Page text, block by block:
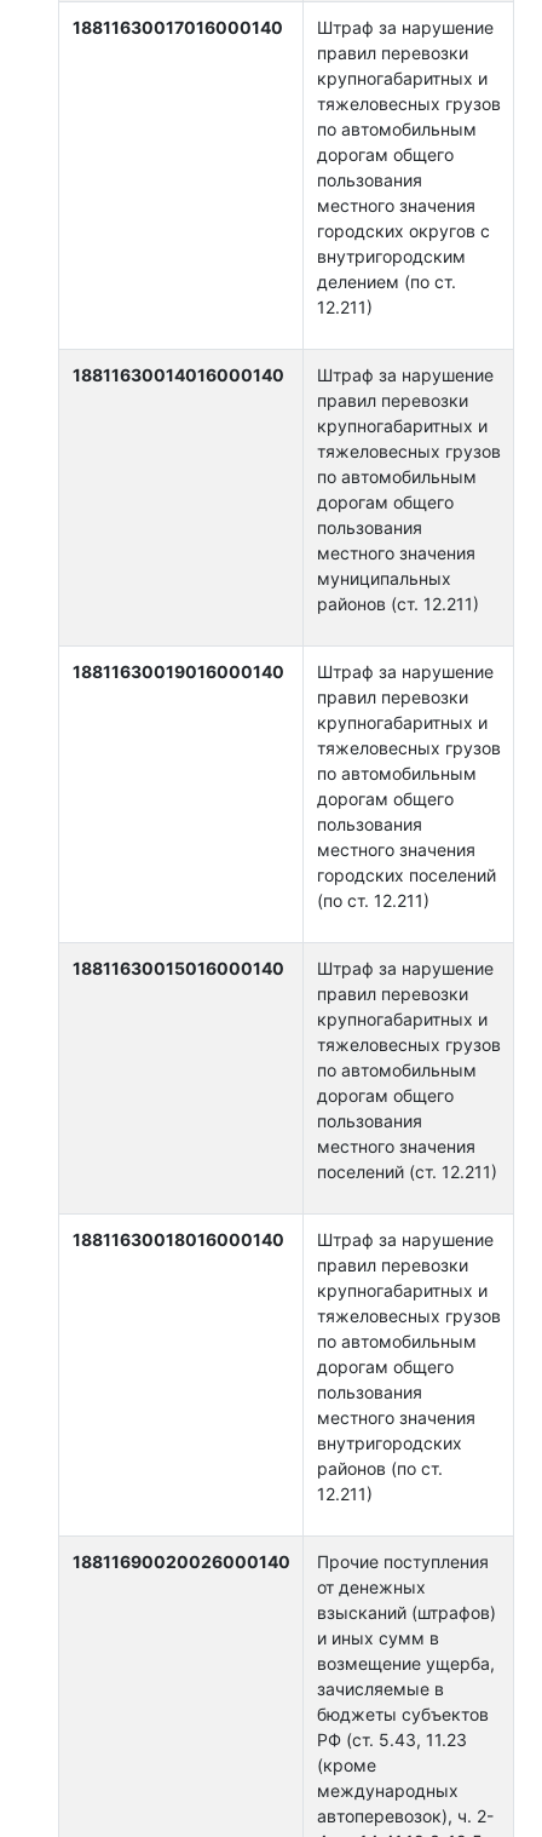
18811630017016000140
Штраф за нарушение
правил перевозки
крупногабаритных и
тяжеловесных грузов
по автомобильным
дорогам общего
пользования
местного значения
городских округов с
внутригородским
делением (по ст.
12.211)
18811630014016000140
Штраф за нарушение
правил перевозки
крупногабаритных и
тяжеловесных грузов
по автомобильным
дорогам общего
пользования
местного значения
муниципальных
районов (ст. 12.211)
18811630019016000140
Штраф за нарушение
правил перевозки
крупногабаритных и
тяжеловесных грузов
по автомобильным
дорогам общего
пользования
местного значения
городских поселений
(по ст. 12.211)
18811630015016000140
Штраф за нарушение
правил перевозки
крупногабаритных и
тяжеловесных грузов
по автомобильным
дорогам общего
пользования
местного значения
поселений (ст. 12.211)
18811630018016000140
Штраф за нарушение
правил перевозки
крупногабаритных и
тяжеловесных грузов
по автомобильным
дорогам общего
пользования
местного значения
внутригородских
районов (по ст.
12.211)
18811690020026000140
Прочие поступления
от денежных
взысканий (штрафов)
и иных сумм в
возмещение ущерба,
зачисляемые в
бюджеты субъектов
РФ (ст. 5.43, 11.23
(кроме
международных
автоперевозок), ч. 2-